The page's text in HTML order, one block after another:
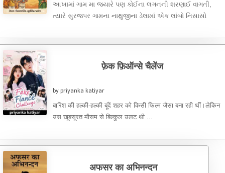
આખામાં ગામ મા જ્યારે પણ કોઈના લગનની શરણાઈ વાગતી,
ત્યારે સુરજપર ગામના નાથુજીના ડેલામાં એક લાંબો નિસાસો
फ़ेक फ़िऑन्से चैलेंज
by priyanka katiyar
बारिश की हल्की-हल्की बूंदें शहर को किसी फिल्म जैसा बना रही थीं।लेकिन
उस खूबसूरत मौसम से बिल्कुल उलट थी ...
अफसर का अभिनन्दन